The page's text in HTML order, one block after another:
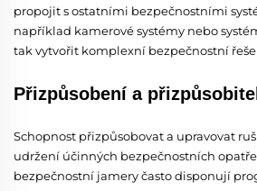
propojit s ostatními bezpečnostními
například kamerové systémy nebo
tak vytvořit komplexní bezpečnostní
Přizpůsobení a
Schopnost přizpůsobovat a upravovat
udržení účinných bezpečnostních
bezpečnostní jamery často disponují